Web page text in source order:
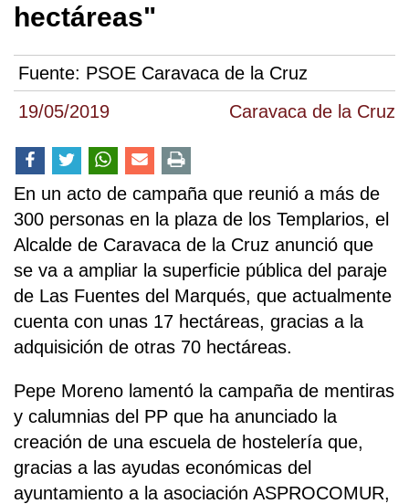
19/05/2019 Caravaca de la Cruz
hectáreas"
Fuente: PSOE Caravaca de la Cruz
En un acto de campaña que reunió a más de
300 personas en la plaza de los Templarios, el
Alcalde de Caravaca de la Cruz anunció que
se va a ampliar la superficie pública del paraje
de Las Fuentes del Marqués, que actualmente
cuenta con unas 17 hectáreas, gracias a la
adquisición de otras 70 hectáreas.
Pepe Moreno lamentó la campaña de mentiras
y calumnias del PP que ha anunciado la
creación de una escuela de hostelería que,
gracias a las ayudas económicas del
ayuntamiento a la asociación ASPROCOMUR,